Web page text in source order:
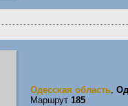
Одесская область,
Маршрут 185